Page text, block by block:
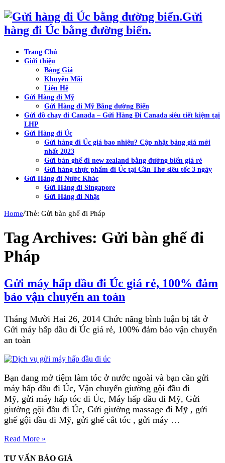
Gửi
hàng đi Úc bằng đường biển.
Trang Chủ
Giới thiệu
Bảng Giá
Khuyến Mãi
Liên Hệ
Gửi Hàng đi Mỹ
Gửi Hàng đi Mỹ Bằng đường Biển
Gửi đồ chay đi Canada – Gửi Hàng Đi Canada siêu tiết kiệm tại
LHP
Gửi Hàng đi Úc
Gửi hàng đi Úc giá bao nhiêu? Cập nhật bảng giá mới
nhất 2023
Gửi bàn ghế đi new zealand bằng đường biển giá rẻ
Gửi hàng thực phẩm đi Úc tại Cần Thơ siêu tốc 3 ngày
Gửi Hàng đi Nước Khác
Gửi Hàng đi Singapore
Gửi Hàng đi Nhật
Home/Thẻ: Gửi bàn ghế đi Pháp
Tag Archives: Gửi bàn ghế đi
Pháp
Gửi máy hấp dầu đi Úc giá rẻ, 100% đảm
bảo vận chuyển an toàn
Tháng Mười Hai 26, 2014 Chức năng bình luận bị tắt ở
Gửi máy hấp dầu đi Úc giá rẻ, 100% đảm bảo vận chuyển
an toàn
Bạn đang mở tiệm làm tóc ở nước ngoài và bạn cần gửi
máy hấp dầu đi Úc, Vận chuyển giường gội đầu đi
Mỹ, gửi máy hấp tóc đi Úc, Máy hấp dầu đi Mỹ, Gửi
giường gội đầu đi Úc, Gửi giường massage đi Mỹ , gửi
ghế gội đầu đi Mỹ, gửi ghế cắt tóc , gửi máy …
Read More »
TƯ VẤN BÁO GIÁ